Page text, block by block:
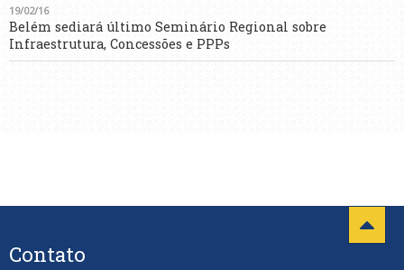
19/02/16
Belém sediará último Seminário Regional sobre
Infraestrutura, Concessões e PPPs
Contato